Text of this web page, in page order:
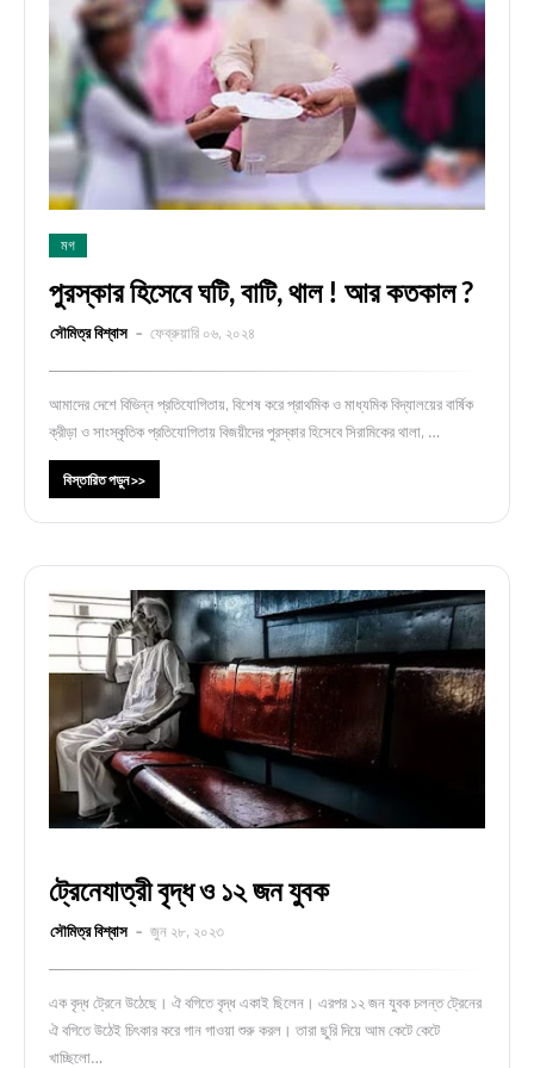
মগ
পুরস্কার হিসেবে ঘটি, বাটি, থাল ! আর কতকাল ?
সৌমিত্র বিশ্বাস ফেব্রুয়ারি ০৬, ২০২৪
আমাদের দেশে বিভিন্ন প্রতিযোগিতায়, বিশেষ করে প্রাথমিক ও মাধ্যমিক বিদ্যালয়ের বার্ষিক
ক্রীড়া ও সাংস্কৃতিক প্রতিযোগিতায় বিজয়ীদের পুরস্কার হিসেবে সিরামিকের থালা, …
বিস্তারিত পড়ুন >>
ট্রেনেযাত্রী বৃদ্ধ ও ১২ জন যুবক
সৌমিত্র বিশ্বাস জুন ২৮, ২০২৩
এক বৃদ্ধ ট্রেনে উঠেছে। ঐ বগিতে বৃদ্ধ একাই ছিলেন। এরপর ১২ জন যুবক চলন্ত ট্রেনের
ঐ বগিতে উঠেই চিৎকার করে গান গাওয়া শুরু করল। তারা ছুরি দিয়ে আম কেটে কেটে
খাচ্ছিলো…